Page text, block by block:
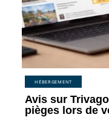
HÉBERGEMENT
Avis sur
pièges lors de